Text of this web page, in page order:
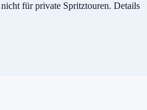
für private Spritztouren. Details